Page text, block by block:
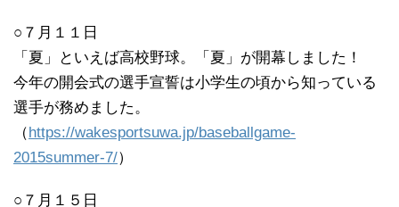
○７月１１日
「夏」といえば高校野球。「夏」が開幕しました！
今年の開会式の選手宣誓は小学生の頃から知っている
選手が務めました。
（https://wakesportsuwa.jp/baseballgame-
2015summer-7/）
○７月１５日